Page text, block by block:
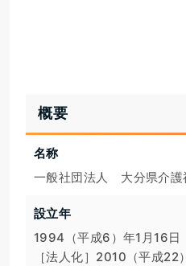
概要
名称
一般社団法人　大分県介護
設立年
1994（平成6）年1月16日
［法人化］2010（平成22